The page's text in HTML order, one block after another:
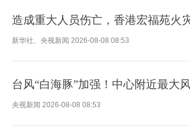
造成重大人员伤亡，香港宏福苑火
新华社、央视新闻 2026-08-08 08:53
台风“白海豚”加强！中心附近最大
央视新闻 2026-08-08 08:53